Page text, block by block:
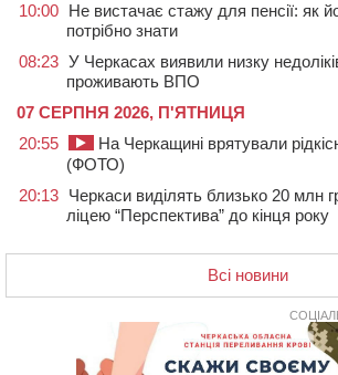
10:00 Не вистачає стажу для пенсії: як
потрібно знати
08:23 У Черкасах виявили низку
проживають ВПО
07 СЕРПНЯ 2026, П'ЯТНИЦЯ
20:55
На Черкащині врятували
(ФОТО)
20:13 Черкаси виділять близько 20 млн
ліцею “Перспектива” до кінця року
ділянок, незаконно переданих
19:00 Вихователька з Черкас і дві
стали фіналістками Global Teacher
Зарядка, йога, сапи та нові
закрили сезон літнього табору
Всі новини